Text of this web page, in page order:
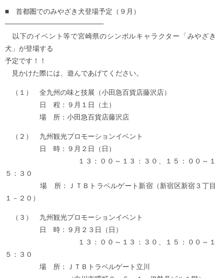
■ 首都圏でのみやざき犬登場予定（９月）
────────────────────
以下のイベント等で宮崎県のシンボルキャラクター「みやざき
犬」が登場する
予定です！！
見かけた際には、遊んであげてください。
（１） 全九州の味と技展（小田急百貨店藤沢店）
日 程：９月１日（土）
場 所：小田急百貨店藤沢店
（２） 九州観光プロモーションイベント
日 時：９月２日（日）
１３：００～１３：３０、１５：００～１
５：３０
場 所：ＪＴＢトラベルゲート新宿（新宿区新宿３丁目
１－２０）
（３） 九州観光プロモーションイベント
日 時：９月２３日（日）
１３：００～１３：３０、１５：００～１
５：３０
場 所：ＪＴＢトラベルゲート立川